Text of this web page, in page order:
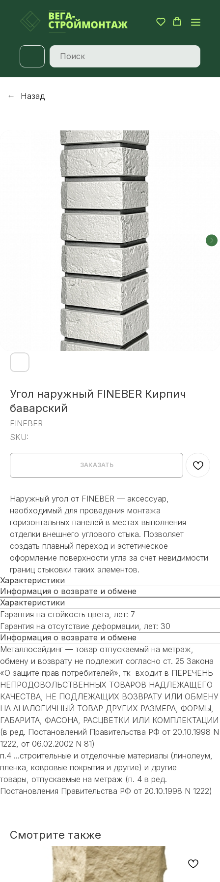
Назад
Угол наружный FINEBER Кирпич
баварский
FINEBER
SKU:
ЗАКАЗАТЬ
Наружный угол от FINEBER — аксессуар,
необходимый для проведения монтажа
горизонтальных панелей в местах выполнения
отделки внешнего углового стыка. Позволяет
создать плавный переход и эстетическое
оформление поверхности угла за счет невидимости
границ стыковки таких элементов.
Характеристики
Информация о возврате и обмене
Характеристики
Гарантия на стойкость цвета, лет: 7
Гарантия на отсутствие деформации, лет: 30
Информация о возврате и обмене
Металлосайдинг — товар отпускаемый на метраж,
обмену и возврату не подлежит согласно ст. 25 Закона
«О защите прав потребителей», тк входит в ПЕРЕЧЕНЬ
НЕПРОДОВОЛЬСТВЕННЫХ ТОВАРОВ НАДЛЕЖАЩЕГО
КАЧЕСТВА, НЕ ПОДЛЕЖАЩИХ ВОЗВРАТУ ИЛИ ОБМЕНУ
НА АНАЛОГИЧНЫЙ ТОВАР ДРУГИХ РАЗМЕРА, ФОРМЫ,
ГАБАРИТА, ФАСОНА, РАСЦВЕТКИ ИЛИ КОМПЛЕКТАЦИИ
(в ред. Постановлений Правительства РФ от 20.10.1998 N
1222, от 06.02.2002 N 81)
п.4 ...строительные и отделочные материалы (линолеум,
пленка, ковровые покрытия и другие) и другие
товары, отпускаемые на метраж (п. 4 в ред.
Постановления Правительства РФ от 20.10.1998 N 1222)
Смотрите также
НЕ НАШЛИ НУЖНОЕ